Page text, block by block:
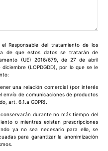
el Responsable del tratamiento de los
de que estos datos se tratarán de
(UE) 2016/679, de 27 de abril
(LOPDGDD), por lo que se le
una relación comercial (por interés
envío de comunicaciones de productos
art. 6.1.a GDPR).
durante no más tiempo del
o mientras existan prescripciones
ya no sea necesario para ello, se
para garantizar la anonimización